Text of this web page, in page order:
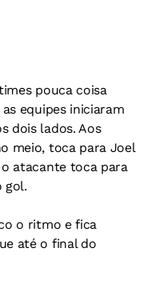
pouca coisa
equipes iniciaram
dois lados. Aos
meio, toca para Joel
o atacante toca para
gol.
o ritmo e fica
até o final do